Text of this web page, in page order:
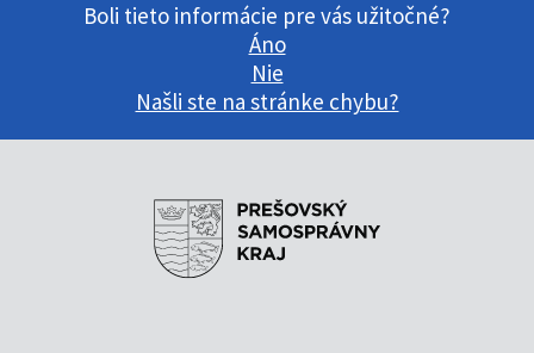
Boli tieto informácie pre vás užitočné?
Áno
Nie
Našli ste na stránke chybu?